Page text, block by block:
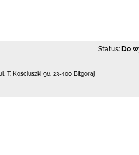
Status: Do
T. Kościuszki 96 23-400 Biłgoraj